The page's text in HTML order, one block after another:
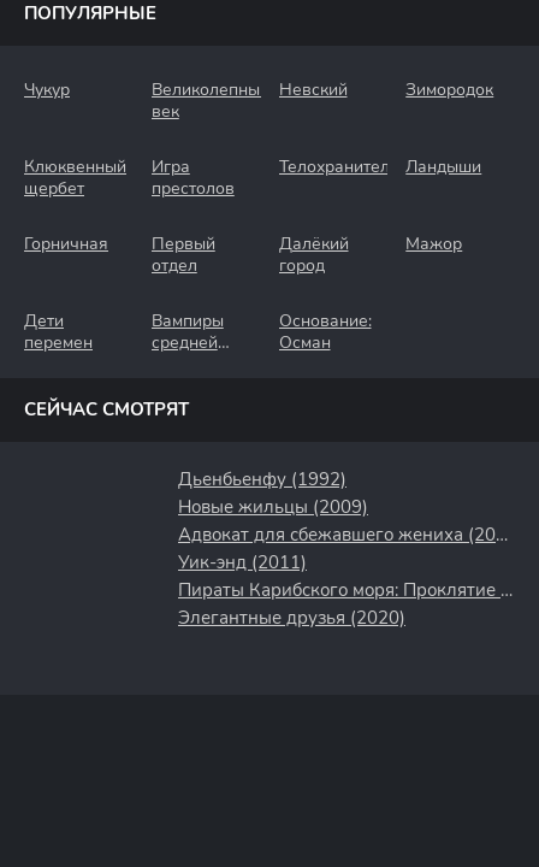
ПОПУЛЯРНЫЕ
Чукур
Великолепный
век
Невский Зимородок
Клюквенный
щербет
Игра
престолов
Телохранители Ландыши
Горничная
Первый
отдел
Далёкий
город
Мажор
Дети
перемен
Вампиры
средней
Основание:
Осман
СЕЙЧАС СМОТРЯТ
Дьенбьенфу (1992)
Новые жильцы (2009)
Адвокат для сбежавшего жениха (2024)
Уик-энд (2011)
Пираты Карибского моря: Проклятие Черной жемчужины (2003)
Элегантные друзья (2020)